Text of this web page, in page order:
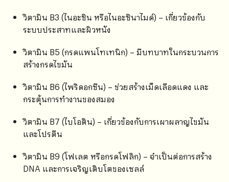
วิตามิน B3 (ไนอะซิน หรือไนอะซินาไมด์) – เกี่ยวข้องกับ
ระบบประสาทและผิวหนัง
วิตามิน B5 (กรดแพนโทเทนิก) – มีบทบาทในกระบวนการ
สร้างกรดไขมัน
วิตามิน B6 (ไพริดอกซีน) – ช่วยสร้างเม็ดเลือดแดง และ
กระตุ้นการทำงานของสมอง
วิตามิน B7 (ไบโอติน) – เกี่ยวข้องกับการเผาผลาญไขมัน
และโปรตีน
วิตามิน B9 (โฟเลต หรือกรดโฟลิก) – จำเป็นต่อการสร้าง
DNA และการเจริญเติบโตของเซลล์